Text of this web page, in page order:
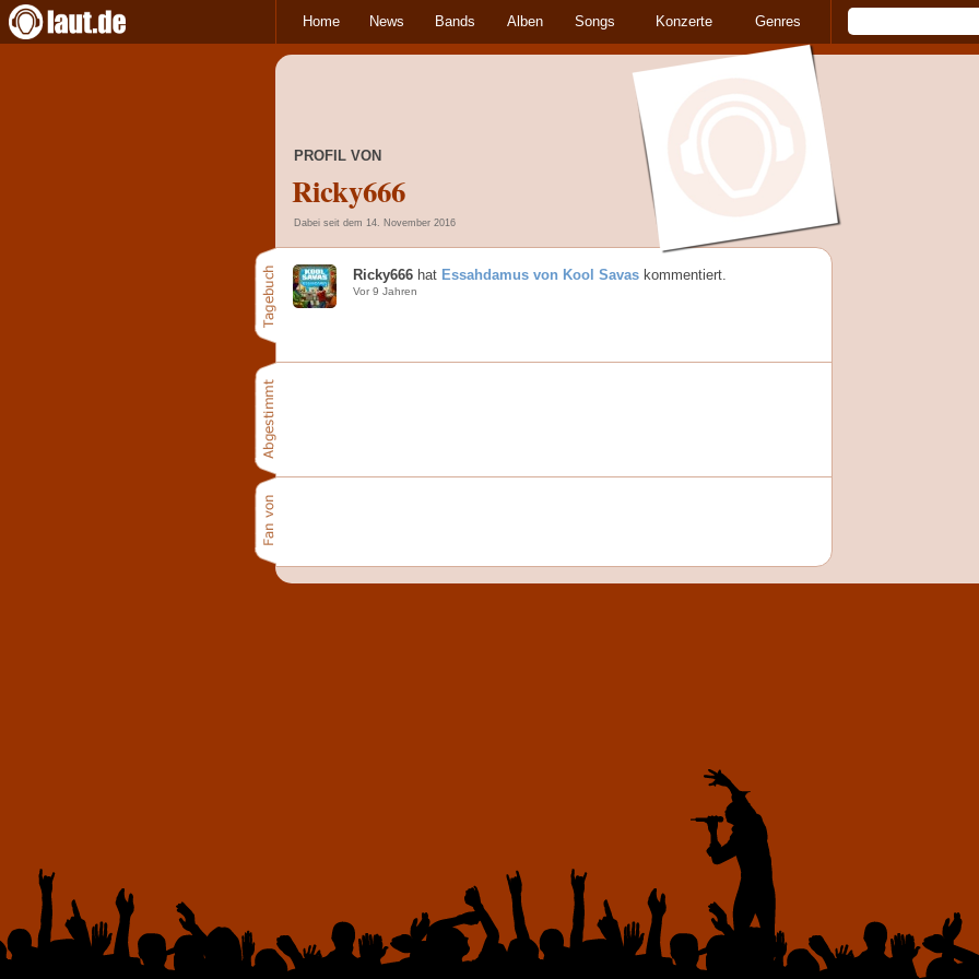
Home News Bands Alben Songs Konzerte Genres
PROFIL VON
Ricky666
Dabei seit dem 14. November 2016
Ricky666 hat Essahdamus von Kool Savas kommentiert.
Vor 9 Jahren